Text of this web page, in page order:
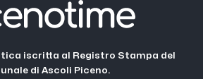
iscritta al Registro Stampa del
di Ascoli Piceno.